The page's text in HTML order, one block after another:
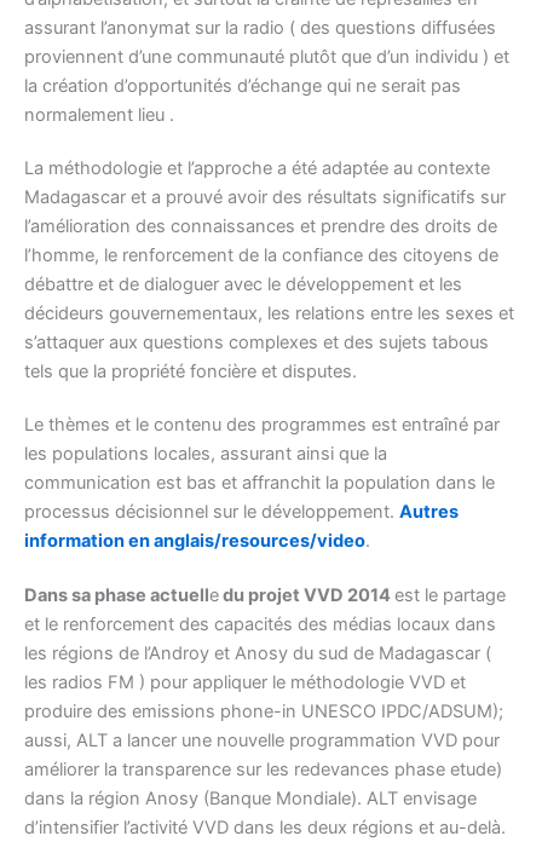
assurant l’anonymat sur la radio ( des questions diffusées
proviennent d’une communauté plutôt que d’un individu ) et
la création d’opportunités d’échange qui ne serait pas
normalement lieu .
La méthodologie et l’approche a été adaptée au contexte
Madagascar et a prouvé avoir des résultats significatifs sur
l’amélioration des connaissances et prendre des droits de
l’homme, le renforcement de la confiance des citoyens de
débattre et de dialoguer avec le développement et les
décideurs gouvernementaux, les relations entre les sexes et
s’attaquer aux questions complexes et des sujets tabous
tels que la propriété foncière et disputes.
Le thèmes et le contenu des programmes est entraîné par
les populations locales, assurant ainsi que la
communication est bas et affranchit la population dans le
processus décisionnel sur le développement. Autres
information en anglais/resources/video.
Dans sa phase actuelledu projet VVD 2014est le partage
et le renforcement des capacités des médias locaux dans
les régions de l’Androy et Anosy du sud de Madagascar (
les radios FM ) pour appliquer le méthodologie VVD et
produire des emissions phone-in UNESCO IPDC/ADSUM);
aussi, ALT a lancer une nouvelle programmation VVD pour
améliorer la transparence sur les redevances phase etude)
dans la région Anosy (Banque Mondiale). ALT envisage
d’intensifier l’activité VVD dans les deux régions et au-delà.